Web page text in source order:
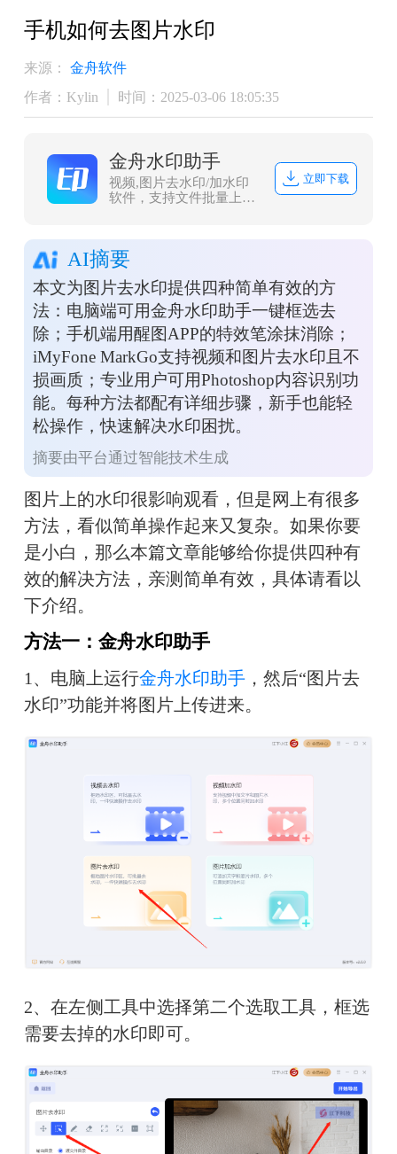
​手机如何去图片水印
来源：
金舟软件
作者：Kylin
时间：2025-03-06 18:05:35
金舟水印助手
视频,图片去水印/加水印
软件，支持文件批量上传
便快捷。
立即下载
AI摘要
本文为图片去水印提供四种简单有效的方
法：电脑端可用金舟水印助手一键框选去
除；手机端用醒图APP的特效笔涂抹消除；
iMyFone MarkGo支持视频和图片去水印且不
损画质；专业用户可用Photoshop内容识别功
能。每种方法都配有详细步骤，新手也能轻
松操作，快速解决水印困扰。
摘要由平台通过智能技术生成
图片上的水印很影响观看，但是网上有很多
方法，看似简单操作起来又复杂。如果你要
是小白，那么本篇文章能够给你提供四种有
效的解决方法，亲测简单有效，具体请看以
下介绍。
方法一：金舟水印助手
1、电脑上运行金舟水印助手，然后“图片去
水印”功能并将图片上传进来。
2、在左侧工具中选择第二个选取工具，框选
需要去掉的水印即可。